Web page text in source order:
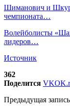
Шиманович и
чемпионата…
Волейболисты
лидеров…
Источник
362
Поделится VK
Предыдущая запись